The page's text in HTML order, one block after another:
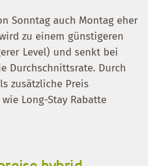
Sonntag auch Montag eher
zu einem günstigeren
Level) und senkt bei
Durchschnittsrate. Durch
zusätzliche Preis
Long-Stay Rabatte